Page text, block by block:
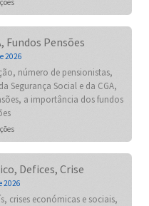
Fundos Pensões
2026
número de pensionistas,
Segurança Social e da CGA,
a importância dos fundos
Defices, Crise
2026
crises económicas e sociais,